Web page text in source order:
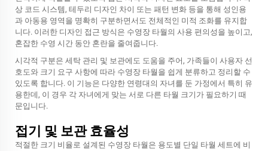
상 코드 시스템, 테두리 디자인 차이 또는 패턴 변화 등을 통해 성인용
과 아동용 영역을 명확히 구분하면서도 전체적인 미적 조화를 유지합
니다. 이러한 디자인 접근 방식은 수영장 타월의 사용 편의성을 높이고,
혼잡한 수영 시간 동안 혼란을 줄여줍니다.
시각적 구분은 세탁 관리 및 보관에도 도움을 주어, 가족들이 사용자 선
호도와 크기 요구 사항에 따라 수영장 타월을 쉽게 분류하고 정리할 수
있도록 합니다. 이 기능은 다양한 연령대의 자녀를 둔 가정에서 특히 유
용한데, 이 경우 각 자녀에게 맞는 서로 다른 타월 크기가 필요하기 때
문입니다.
접기 및 보관 효율성
적절한 크기 비율로 설계된 수영장 타월은 용도별 단일 타월 세트에 비